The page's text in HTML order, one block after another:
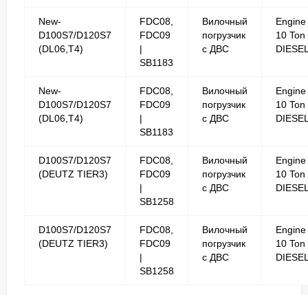
New-
D100S7/D120S7
(DL06,T4)
FDC08,
FDC09
|
SB1183
Вилочный
погрузчик
с ДВС
Engine
10 Ton
New-
D100S7/D120S7
(DL06,T4)
FDC08,
FDC09
|
SB1183
Вилочный
погрузчик
с ДВС
Engine
10 Ton
D100S7/D120S7
(DEUTZ TIER3)
FDC08,
FDC09
|
SB1258
Вилочный
погрузчик
с ДВС
Engine
10 Ton
D100S7/D120S7
(DEUTZ TIER3)
FDC08,
FDC09
|
SB1258
Вилочный
погрузчик
с ДВС
Engine
10 Ton